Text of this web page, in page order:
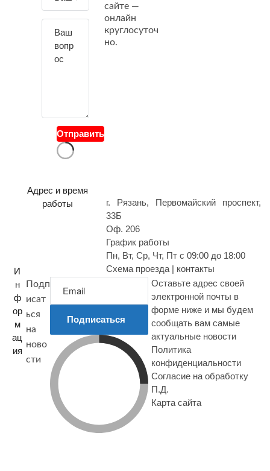
с
Отправить
сайте —
онлайн
круглосуточ
но.
Адрес и время
работы
г. Рязань, Первомайский проспект,
33Б
Оф. 206
График работы
Пн, Вт, Ср, Чт, Пт с 09:00 до 18:00
Схема проезда | контакты
И
н
ф
ор
м
ац
ия
Подп
исат
ься
на
ново
сти
Подписаться
Оставьте адрес своей
электронной почты в
форме ниже и мы будем
сообщать вам самые
актуальные новости
Политика
конфиденциальности
Согласие на обработку
П.Д.
Карта сайта